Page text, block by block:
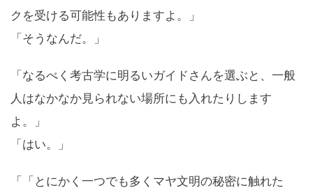
クを受ける可能性もありますよ。」
「そうなんだ。」
「なるべく考古学に明るいガイドさんを選ぶと、一般
人はなかなか見られない場所にも入れたりします
よ。」
「はい。」
「「とにかく一つでも多くマヤ文明の秘密に触れた